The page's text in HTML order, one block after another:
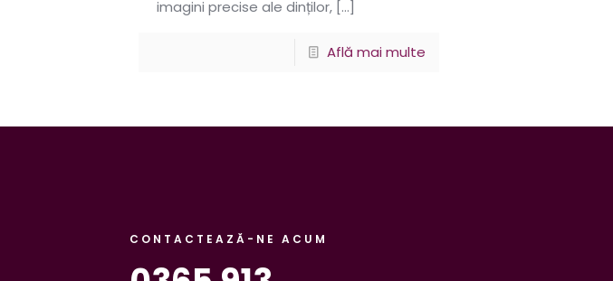
imagini precise ale dinților, […]
Află mai multe
CONTACTEAZĂ-NE ACUM